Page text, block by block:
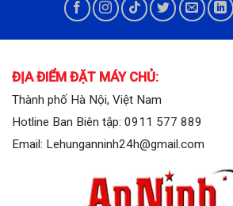
ĐỊA ĐIỂM ĐẶT MÁY CHỦ:
Thành phố Hà Nội, Việt Nam
Hotline Ban Biên tập: 0911 577 889
Email: Lehunganninh24h@gmail.com